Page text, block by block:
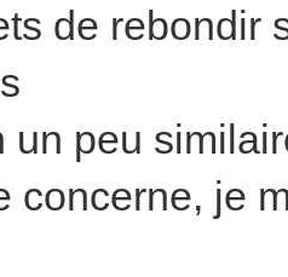
de rebondir
un peu
concerne, je